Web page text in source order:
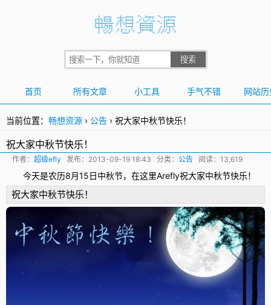
首页 所有文章 小工具 手气不错 网站历
当前位置： 畅想资源 › 公告 › 祝大家中秋节快乐！
祝大家中秋节快乐！
作者： 超级efly 发布： 2013-09-19 18:43 分类： 公告 阅读：13,619
今天是农历8月15日中秋节，在这里Arefly祝大家中秋节快乐！
祝大家中秋节快乐！